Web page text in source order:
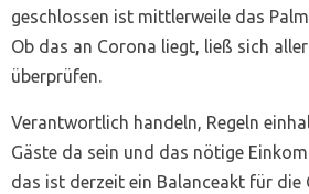
geschlossen ist mittlerweile das
Ob das an Corona liegt, ließ sich
überprüfen.
Verantwortlich handeln, Regeln
Gäste da sein und das nötige
das ist derzeit ein Balanceakt für die